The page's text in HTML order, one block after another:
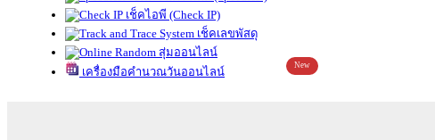
เช็คไอพี (Check IP)
เช็คเลขพัสดุ
สุ่มออนไลน์
เครื่องมือคำนวณวันออนไลน์
New